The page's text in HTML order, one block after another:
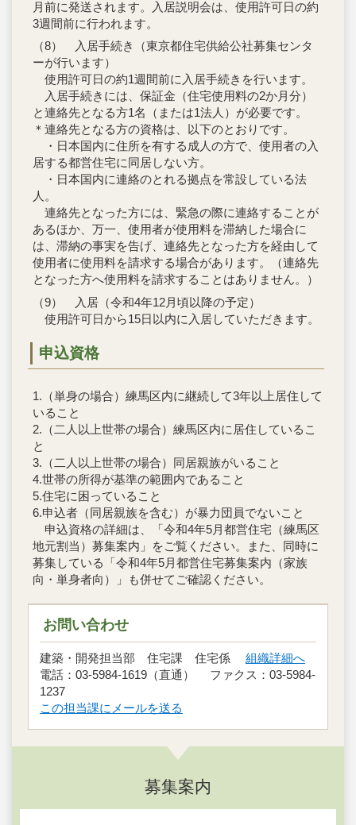
月前に発送されます。入居説明会は、使用許可日の約
3週間前に行われます。
（8） 入居手続き（東京都住宅供給公社募集センタ
ーが行います）
使用許可日の約1週間前に入居手続きを行います。
入居手続きには、保証金（住宅使用料の2か月分）
と連絡先となる方1名（または1法人）が必要です。
＊連絡先となる方の資格は、以下のとおりです。
・日本国内に住所を有する成人の方で、使用者の入
居する都営住宅に同居しない方。
・日本国内に連絡のとれる拠点を常設している法
人。
連絡先となった方には、緊急の際に連絡することが
あるほか、万一、使用者が使用料を滞納した場合に
は、滞納の事実を告げ、連絡先となった方を経由して
使用者に使用料を請求する場合があります。（連絡先
となった方へ使用料を請求することはありません。）
（9） 入居（令和4年12月頃以降の予定）
使用許可日から15日以内に入居していただきます。
申込資格
1.（単身の場合）練馬区内に継続して3年以上居住して
いること
2.（二人以上世帯の場合）練馬区内に居住しているこ
と
3.（二人以上世帯の場合）同居親族がいること
4.世帯の所得が基準の範囲内であること
5.住宅に困っていること
6.申込者（同居親族を含む）が暴力団員でないこと
申込資格の詳細は、「令和4年5月都営住宅（練馬区
地元割当）募集案内」をご覧ください。また、同時に
募集している「令和4年5月都営住宅募集案内（家族
向・単身者向）」も併せてご確認ください。
お問い合わせ
建築・開発担当部 住宅課 住宅係 組織詳細へ
電話：03-5984-1619（直通） ファクス：03-5984-
1237
この担当課にメールを送る
募集案内